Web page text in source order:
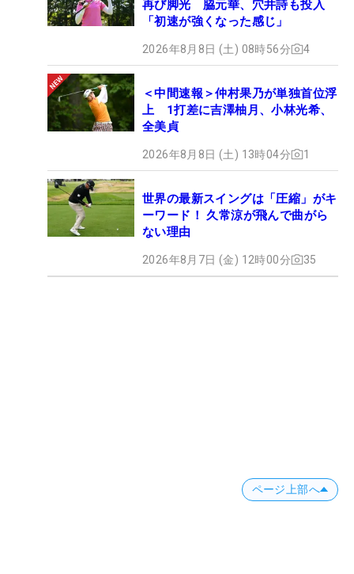
再び脚光 脇元華、穴井詩も投入
「初速が強くなった感じ」
2026年8月8日 (土) 08時56分 4
＜中間速報＞仲村果乃が単独首位浮
上 1打差に吉澤柚月、小林光希、
全美貞
2026年8月8日 (土) 13時04分 1
世界の最新スイングは「圧縮」がキ
ーワード！ 久常涼が飛んで曲がら
ない理由
2026年8月7日 (金) 12時00分 35
ページ上部へ